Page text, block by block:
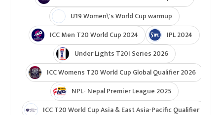
U19 Women\'s World Cup warmup
ICC Men T20 World Cup 2024
IPL 2024
Under Lights T20I Series 2026
ICC Womens T20 World Cup Global Qualifier 2026
NPL- Nepal Premier League 2025
ICC T20 World Cup Asia & East Asia-Pacific Qualifier